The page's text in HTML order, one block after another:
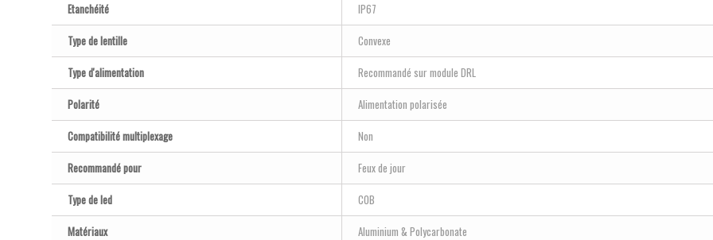
Etanchéité
IP67
Type de lentille
Convexe
Type d'alimentation
Recommandé sur module DRL
Polarité
Alimentation polarisée
Compatibilité multiplexage
Non
Recommandé pour
Feux de jour
Type de led
COB
Matériaux
Aluminium & Polycarbonate